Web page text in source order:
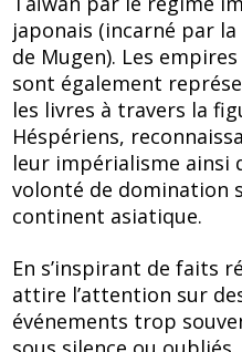
japonais (incarné par
de Mugen). Les
sont également
les livres à travers la
Héspériens,
leur impérialisme ainsi
volonté de domination
continent asiatique.
En s’inspirant de faits
attire l’attention sur
événements trop